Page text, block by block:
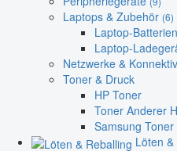
Laptops & Zubehör (6)
Laptop-Batterien
Laptop-
Netzwerke &
Toner & Druck
HP Toner
Toner Anderer
Samsung Toner
Löten